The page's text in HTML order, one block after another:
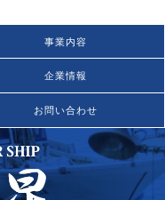
事業内容
企業情報
お問い合わせ